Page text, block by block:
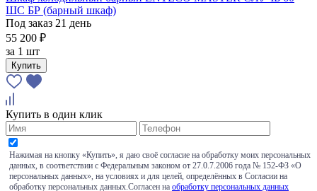
ШС БР (барный шкаф)
Под заказ 21 день
55 200 ₽
за 1 шт
Купить
Купить в один клик
Нажимая на кнопку «Купить», я даю своё согласие на обработку моих персональных
данных, в соответствии с Федеральным законом от 27.0.7.2006 года № 152-ФЗ «О
персональных данных», на условиях и для целей, определённых в Согласии на
обработку персональных данных.Согласен на обработку персональных данных